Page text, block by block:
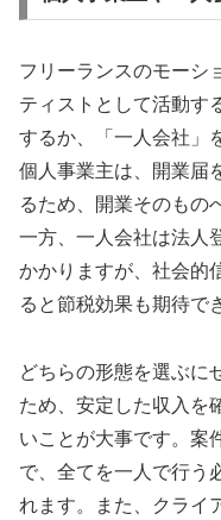
フリーランスのモーシ
ティストとして活動す
するか、「一人会社」
個人事業主は、開業届
るため、開業そのもの
一方、一人会社は法人
かかりますが、社会的
ると節税効果も期待で
どちらの形態を選ぶに
ため、安定した収入を
いことが大事です。案
で、全てを一人で行う
れます。また、クライ